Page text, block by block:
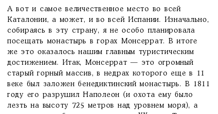
А вот и самое величественное место во всей
Каталонии, а может, и во всей Испании. Изначально,
собираясь в эту страну, я не особо планировала
посещать монастырь в горах Монсеррат. В итоге
же это оказалось нашим главным туристическим
достижением. Итак, Монсеррат — это огромный
старый горный массив, в недрах которого еще в 11
веке был заложен бенедиктинский монастырь. В 1811
году его разрушил Наполеон (и охота ему было
лезть на высоту 725 метров над уровнем моря), а